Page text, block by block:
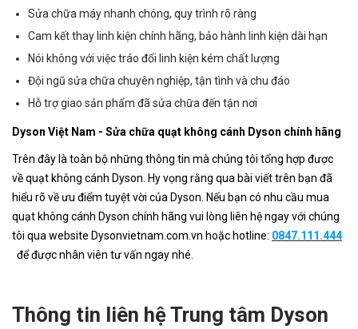
Sửa chữa máy nhanh chóng, quy trình rõ ràng
Cam kết thay linh kiện chính hãng, bảo hành linh kiện dài hạn
Nói không với việc tráo đổi linh kiện kém chất lượng
Đội ngũ sửa chữa chuyên nghiệp, tận tình và chu đáo
Hỗ trợ giao sản phẩm đã sửa chữa đến tận nơi
Dyson Việt Nam - Sửa chữa quạt không cánh Dyson chính hãng
Trên đây là toàn bộ những thông tin mà chúng tôi tổng hợp được
về quạt không cánh Dyson. Hy vọng rằng qua bài viết trên bạn đã
hiểu rõ về ưu điểm tuyệt vời của Dyson. Nếu bạn có nhu cầu mua
quạt không cánh Dyson chính hãng vui lòng liên hệ ngay với chúng
tôi qua website Dysonvietnam.com.vn hoặc hotline: 0847.111.444
để được nhân viên tư vấn ngay nhé.
Thông tin liên hệ Trung tâm Dyson